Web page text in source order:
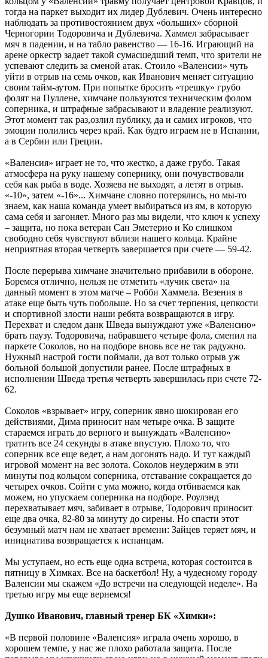
тогда на паркет выходит их лидер Дублевич. Очень интересно
наблюдать за противостоянием двух «больших» сборной
Черногории Тодоровича и Дублевича. Хаммел забрасывает
мяч в падении, и на табло равенство — 16-16. Играющий на
арене оркестр задает такой сумасшедший темп, что зрители не
успевают следить за сменой атак. Стоило «Валенсии» чуть
уйти в отрыв на семь очков, как Иванович меняет ситуацию
своим тайм-аутом. При попытке бросить «трешку» грубо
фолят на Пуллене, химчане пользуются техническим фолом
соперника, и штрафные забрасывают и владение реализуют.
Этот момент так раз,озлил публику, да и самих игроков, что
эмоции полились через край. Как будто играем не в Испании,
а в Сербии или Греции.
«Валенсия» играет не то, что жестко, а даже грубо. Такая
атмосфера на руку нашему сопернику, они почувствовали
себя как рыба в воде. Хозяева не выходят, а летят в отрыв.
«-10», затем «-16»... Химчане словно потерялись, но мы-то
знаем, как наша команда умеет выбираться из ям, в которую
сама себя и загоняет. Много раз мы видели, что ключ к успеху
– защита, но пока ветеран Сан Эметерио и Ко слишком
свободно себя чувствуют вблизи нашего кольца. Крайне
неприятная вторая четверть завершается при счете — 59-42.
После перерыва химчане значительно прибавили в обороне.
Боремся отлично, нельзя не отметить «лучик света» на
данный момент в этом матче – Робби Хаммела. Везения в
атаке еще быть чуть побольше. Но за счет терпения, цепкости
и спортивной злости наши ребята возвращаются в игру.
Перехват и следом данк Шведа вынуждают уже «Валенсию»
брать паузу. Тодоровича, набравшего четыре фола, сменил на
паркете Соколов, но на подборе вновь все не так радужно.
Нужный настрой гости поймали, да вот только отрыв уж
больной большой допустили ранее. После штрафных в
исполнении Шведа третья четверть завершилась при счете 72-
62.
Соколов «взрывает» игру, соперник явно шокирован его
действиями, Дима приносит нам четыре очка. В защите
стараемся играть до верного и вынуждать «Валенсию»
тратить все 24 секунды в атаке впустую. Плохо то, что
соперник все еще ведет, а нам догонять надо. И тут каждый
игровой момент на вес золота. Соколов неудержим в эти
минуты под кольцом соперника, отставание сокращается до
четырех очков. Сойти с ума можно, когда отбиваемся как
можем, но упускаем соперника на подборе. Роулэнд
перехватывает мяч, забивает в отрыве, Тодорович приносит
еще два очка, 82-80 за минуту до сирены. Но спасти этот
безумный матч нам не хватает времени: Зайцев теряет мяч, и
инициатива возвращается к испанцам.
Мы уступаем, но есть еще одна встреча, которая состоится в
пятницу в Химках. Все на баскетбол! Ну, а чудесному городу
Валенсии мы скажем «До встречи на следующей неделе». На
третью игру мы еще вернемся!
Душко Иванович, главный тренер БК «Химки»:
«В первой половине «Валенсия» играла очень хорошо, в
хорошем темпе, у нас же плохо работала защита. После